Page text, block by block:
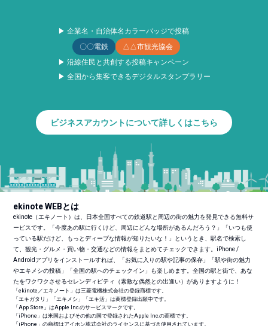
▶ 企業名・自治体名カラーバッジで投稿
〇〇電鉄
△△市観光協会
▶ 沿線住民と共創する投稿キャンペーン
▶ 全国から集客できるデジタルスタンプラリー
ビジネスアカウントについて詳しくはこちら
ekinote WEBとは
ekinote（エキノート）は、日本全国すべての鉄道駅と周辺の街の魅力を発見できる無料サ
ービスです。「今度あの駅に行くけど、周辺にどんな場所があるんだろう？」「いつも使
っている駅だけど、もっとディープな情報が知りたいな！」というとき、駅名で検索し
て、観光・グルメ・買い物・交通などの情報をまとめてチェックできます。iPhone /
Androidアプリをインストールすれば、「お気に入りの駅や記事の保存」「駅や街の魅力
やエキメシの投稿」「全国の駅へのチェックイン」も楽しめます。全国の駅と街で、あな
たをワクワクさせるセレンディピティ（素敵な偶然との出逢い）がありますように！
「ekinote／エキノート」は三菱電機株式会社の登録商標です。
「エキガタリ」「エキメシ」「エキ活」は商標登録出願中です。
「App Store」はApple Inc.のサービスマークです。
「iPhone」は米国およびその他の国で登録されたApple Inc.の商標です。
「iPhone」の商標はアイホン株式会社のライセンスに基づき使用されています。